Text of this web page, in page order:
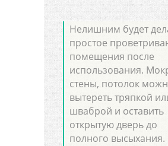
Нелишним будет
простое
помещения после
использования.
стены, потолок
вытереть тряпкой
шваброй и оставить
открытую дверь до
полного высыхания.